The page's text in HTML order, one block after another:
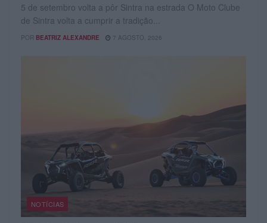
5 de setembro volta a pôr Sintra na estrada O Moto Clube
de Sintra volta a cumprir a tradição...
POR BEATRIZ ALEXANDRE 7 AGOSTO, 2026
NOTÍCIAS